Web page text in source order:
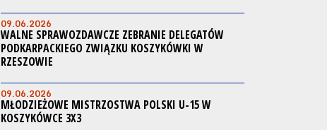
09.06.2026
WALNE SPRAWOZDAWCZE ZEBRANIE DELEGATÓW
PODKARPACKIEGO ZWIĄZKU KOSZYKÓWKI W
RZESZOWIE
09.06.2026
MŁODZIEŻOWE MISTRZOSTWA POLSKI U-15 W
KOSZYKÓWCE 3X3